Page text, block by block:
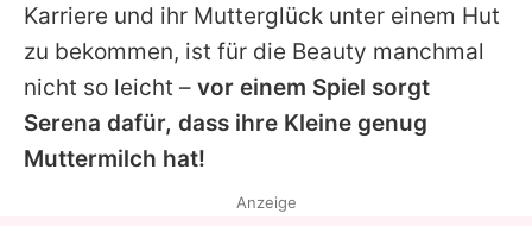
Karriere und ihr Mutterglück unter einem Hut
zu bekommen, ist für die Beauty manchmal
nicht so leicht – vor einem Spiel sorgt
Serena dafür, dass ihre Kleine genug
Muttermilch hat!
Anzeige